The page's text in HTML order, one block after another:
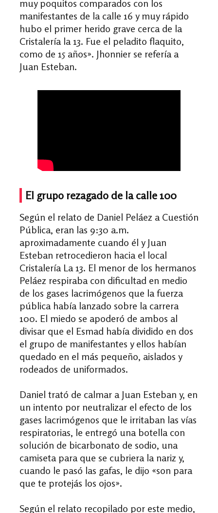
muy poquitos comparados con los
manifestantes de la calle 16 y muy rápido
hubo el primer herido grave cerca de la
Cristalería la 13. Fue el peladito flaquito,
como de 15 años». Jhonnier se refería a
Juan Esteban.
El grupo rezagado de la calle 100
Según el relato de Daniel Peláez a Cuestión
Pública, eran las 9:30 a.m.
aproximadamente cuando él y Juan
Esteban retrocedieron hacia el local
Cristalería La 13. El menor de los hermanos
Peláez respiraba con dificultad en medio
de los gases lacrimógenos que la fuerza
pública había lanzado sobre la carrera
100. El miedo se apoderó de ambos al
divisar que el Esmad había dividido en dos
el grupo de manifestantes y ellos habían
quedado en el más pequeño, aislados y
rodeados de uniformados.
Daniel trató de calmar a Juan Esteban y, en
un intento por neutralizar el efecto de los
gases lacrimógenos que le irritaban las vías
respiratorias, le entregó una botella con
solución de bicarbonato de sodio, una
camiseta para que se cubriera la nariz y,
cuando le pasó las gafas, le dijo «son para
que te protejás los ojos».
Según el relato recopilado por este medio,